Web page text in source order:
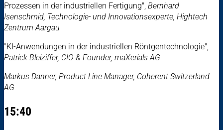
Prozessen in der industriellen Fertigung", Bernhard
Isenschmid, Technologie- und Innovationsexperte, Hightech
Zentrum Aargau
"KI-Anwendungen in der industriellen Röntgentechnologie",
Patrick Bleiziffer, CIO & Founder, maXerials AG
Markus Danner, Product Line Manager, Coherent Switzerland
AG
15:40